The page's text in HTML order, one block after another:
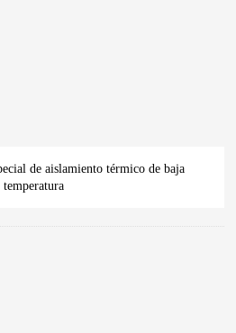
de aislamiento térmico de baja
temperatura